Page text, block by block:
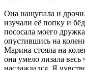
Она нащупала и
изучали её попку и
пососала моего
опустившись на
Марина стояла на
она умело лизала
наслаждался. Я